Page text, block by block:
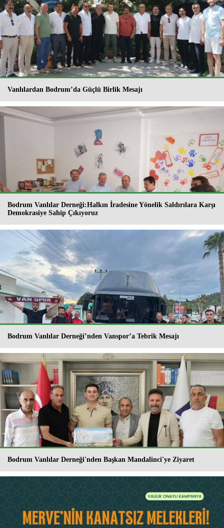
Vanlılardan Bodrum’da Güçlü Birlik Mesajı
Bodrum Vanlılar Derneği:Halkın İradesine Yönelik Saldırılara Karşı
Demokrasiye Sahip Çıkıyoruz
Bodrum Vanlılar Derneği’nden Vanspor’a Tebrik Mesajı
Bodrum Vanlılar Derneği'nden Başkan Mandalinci'ye Ziyaret